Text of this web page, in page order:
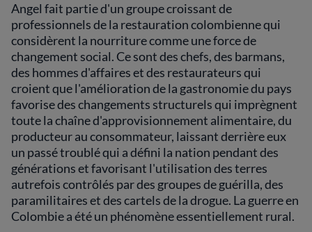
Angel fait partie d'un groupe croissant de
professionnels de la restauration colombienne qui
considèrent la nourriture comme une force de
changement social. Ce sont des chefs, des barmans,
des hommes d'affaires et des restaurateurs qui
croient que l'amélioration de la gastronomie du pays
favorise des changements structurels qui imprègnent
toute la chaîne d'approvisionnement alimentaire, du
producteur au consommateur, laissant derrière eux
un passé troublé qui a défini la nation pendant des
générations et favorisant l'utilisation des terres
autrefois contrôlés par des groupes de guérilla, des
paramilitaires et des cartels de la drogue. La guerre en
Colombie a été un phénomène essentiellement rural.